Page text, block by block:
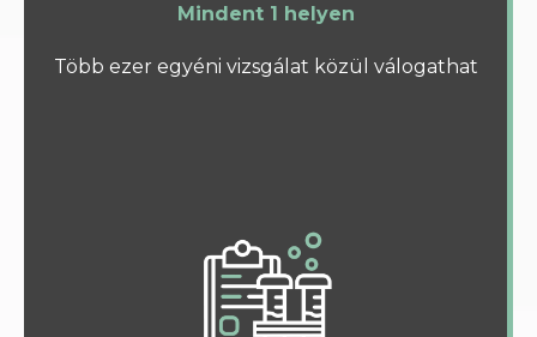
Mindent 1 helyen
Több ezer egyéni vizsgálat közül válogathat